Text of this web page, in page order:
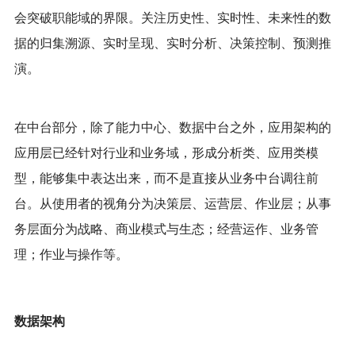
会突破职能域的界限。关注历史性、实时性、未来性的数
据的归集溯源、实时呈现、实时分析、决策控制、预测推
演。
在中台部分，除了能力中心、数据中台之外，应用架构的
应用层已经针对行业和业务域，形成分析类、应用类模
型，能够集中表达出来，而不是直接从业务中台调往前
台。从使用者的视角分为决策层、运营层、作业层；从事
务层面分为战略、商业模式与生态；经营运作、业务管
理；作业与操作等。
数据架构